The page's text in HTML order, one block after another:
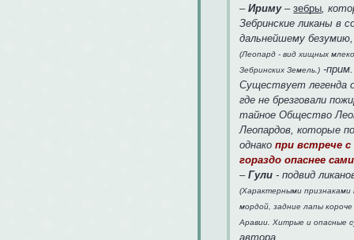
–Ириму–зебры ,
Зебринские ликаны в
дальнейшему
(Леопард - вид хищных
Зебринских Земель.) -
Существует легенда
где не брезговали
тайное Общество
Леопардов, которые
однакопри встрече
гораздо опаснее
–Гули - подвид
(Характерными признаками
мордой, задние лапы
Аравии. Хитрые и опасные
автора